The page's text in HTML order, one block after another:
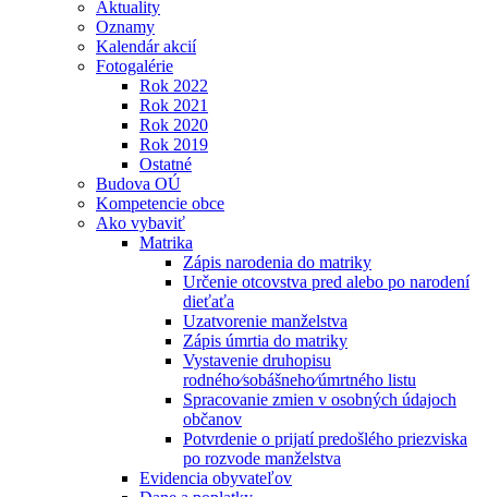
Aktuality
Oznamy
Kalendár akcií
Fotogalérie
Rok 2022
Rok 2021
Rok 2020
Rok 2019
Ostatné
Budova OÚ
Kompetencie obce
Ako vybaviť
Matrika
Zápis narodenia do matriky
Určenie otcovstva pred alebo po narodení
dieťaťa
Uzatvorenie manželstva
Zápis úmrtia do matriky
Vystavenie druhopisu
rodného⁄sobášneho⁄úmrtného listu
Spracovanie zmien v osobných údajoch
občanov
Potvrdenie o prijatí predošlého priezviska
po rozvode manželstva
Evidencia obyvateľov